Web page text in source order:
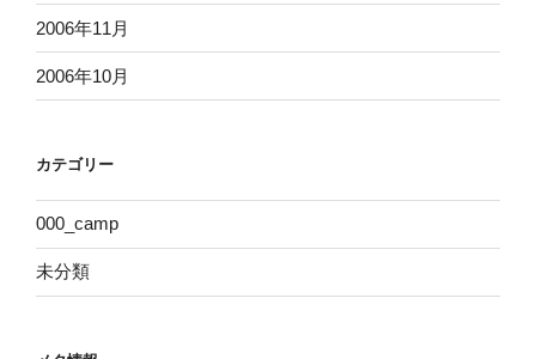
2006年11月
2006年10月
カテゴリー
000_camp
未分類